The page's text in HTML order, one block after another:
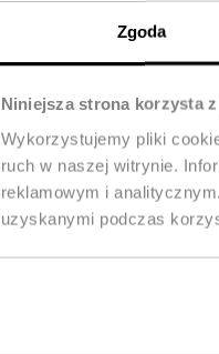
Zgoda
Niniejsza strona korzysta
Wykorzystujemy pliki
ruch w naszej witrynie.
reklamowym i
uzyskanymi podczas